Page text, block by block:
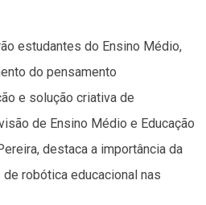
estudantes do Ensino Médio,
do pensamento
e solução criativa de
de Ensino Médio e Educação
destaca a importância da
robótica educacional nas